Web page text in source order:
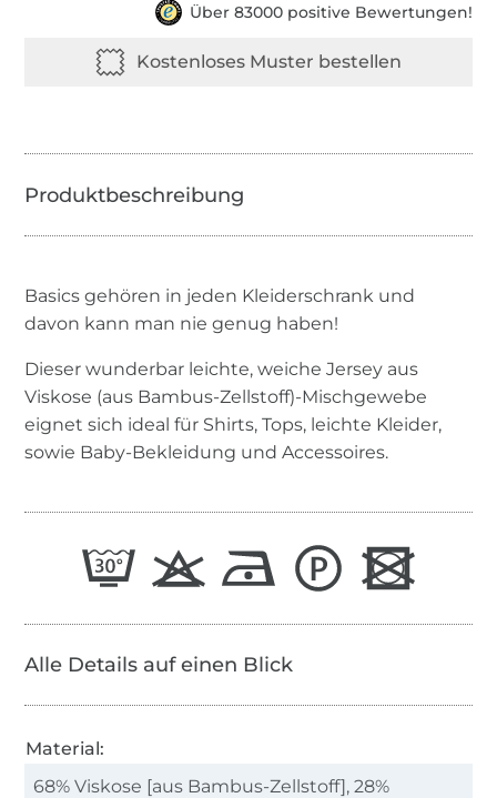
Über 83000 positive Bewertungen!
Basics gehören in jeden Kleiderschrank und
davon kann man nie genug haben!
Dieser wunderbar leichte, weiche Jersey aus
Viskose (aus Bambus-Zellstoff)-Mischgewebe
eignet sich ideal für Shirts, Tops, leichte Kleider,
sowie Baby-Bekleidung und Accessoires.
Alle Details auf einen Blick
Material:
68% Viskose [aus Bambus-Zellstoff], 28%